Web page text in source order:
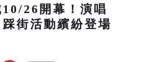
26開幕！演唱
街活動繽紛登場